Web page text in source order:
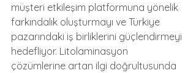
müşteri etkileşim platformuna yönelik
farkındalık oluşturmayı ve Türkiye
pazarındaki iş birliklerini güçlendirmeyi
hedefliyor. Litolaminasyon
çözümlerine artan ilgi doğrultusunda